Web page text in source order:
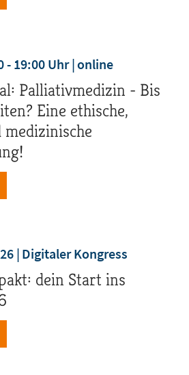
- 19:00 Uhr online
Palliativmedizin - Bis
Eine ethische,
Digitaler Kongress
dein Start ins